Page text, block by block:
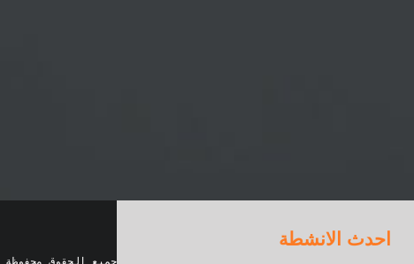
احدث الانشطة
جميع الحقوق محفوظة